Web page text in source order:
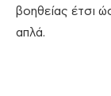
βοηθείας έτσι
απλά.